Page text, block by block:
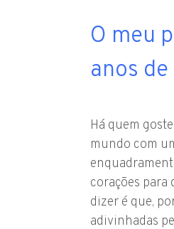
O meu
anos
Há quem
mundo com
corações para
dizer é que,
adivinhadas